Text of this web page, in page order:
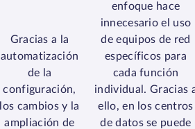
Gracias a la
automatización
de la
configuración,
los cambios y la
ampliación de
enfoque hace
innecesario el uso
de equipos de red
específicos para
cada función
individual. Gracias
ello, en los centros
de datos se puede